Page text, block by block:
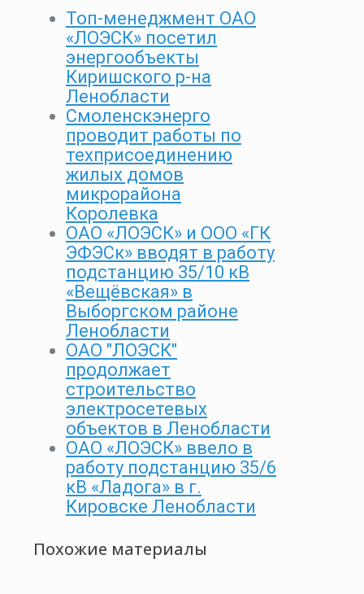
Топ-менеджмент ОАО
«ЛОЭСК» посетил
энергообъекты
Киришского р-на
Ленобласти
Смоленскэнерго
проводит работы по
техприсоединению
жилых домов
микрорайона
Королевка
ОАО «ЛОЭСК» и ООО «ГК
ЭФЭСк» вводят в работу
подстанцию 35/10 кВ
«Вещёвская» в
Выборгском районе
Ленобласти
ОАО "ЛОЭСК"
продолжает
строительство
электросетевых
объектов в Ленобласти
ОАО «ЛОЭСК» ввело в
работу подстанцию 35/6
кВ «Ладога» в г.
Кировске Ленобласти
Похожие материалы